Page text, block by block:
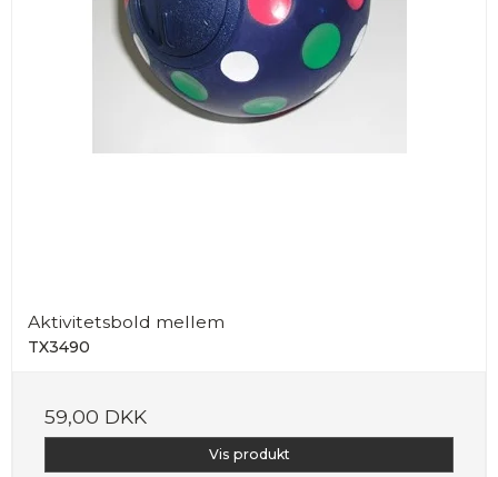
Aktivitetsbold mellem
TX3490
59,00 DKK
Vis produkt